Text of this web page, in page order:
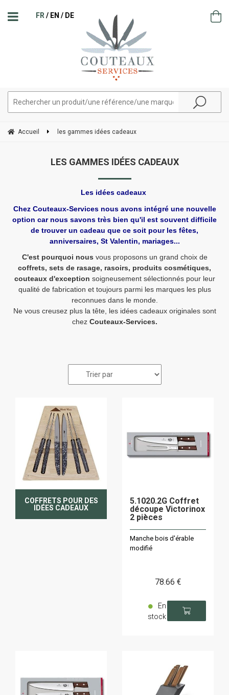
FR EN DE
Accueil les gammes idées cadeaux
LES GAMMES IDÉES CADEAUX
Les idées cadeaux
Chez Couteaux-Services nous avons intégré une nouvelle
option car nous savons très bien qu'il est souvent difficile
de trouver un cadeau que ce soit pour les fêtes,
anniversaires, St Valentin, mariages...
C'est pourquoi nous vous proposons un grand choix de
coffrets, sets de rasage, rasoirs, produits cosmétiques,
couteaux d'exception soigneusement sélectionnés pour leur
qualité de fabrication et toujours parmi les marques les plus
reconnues dans le monde.
Ne vous creusez plus la tête, les idées cadeaux originales sont
chez Couteaux-Services.
COFFRETS POUR DES
IDÉES CADEAUX
5.1020.2G Coffret
découpe Victorinox
2 pièces
Manche bois d'érable
modifié
78.66 €
En
stock